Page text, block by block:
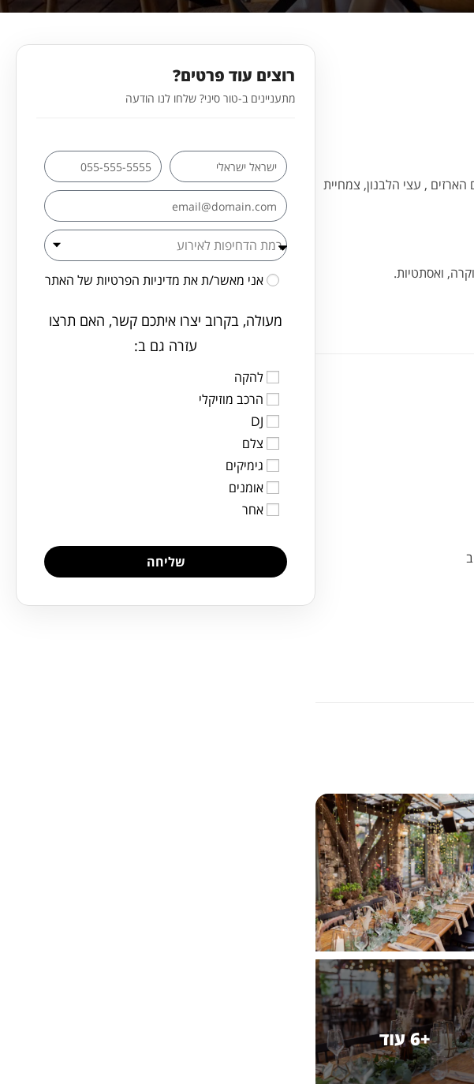
, עצי הלבנון, צמחיית
ואסתטיות.
+6 עוד
רוצים עוד פרטים?
מתעניינים ב-טור סיני? שלחו לנו הודעה
אני מאשר/ת את מדיניות הפרטיות של האתר
מעולה, בקרוב יצרו איתכם קשר, האם תרצו
עזרה גם ב:
להקה
הרכב מוזיקלי
DJ
צלם
גימיקים
אומנים
אחר
שליחה